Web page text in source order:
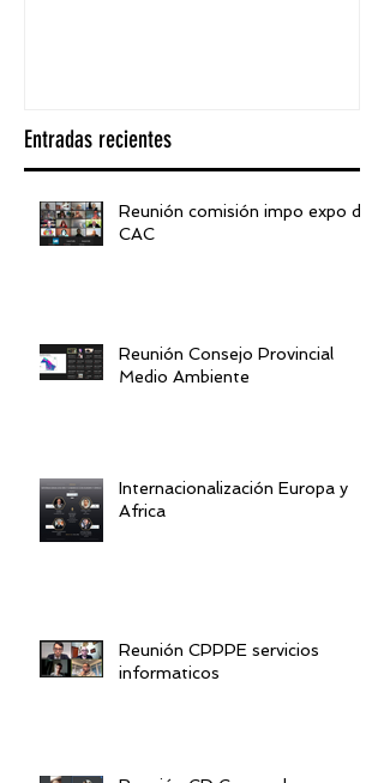
Entradas recientes
Reunión comisión impo expo de
CAC
Reunión Consejo Provincial
Medio Ambiente
Internacionalización Europa y
Africa
Reunión CPPPE servicios
informaticos